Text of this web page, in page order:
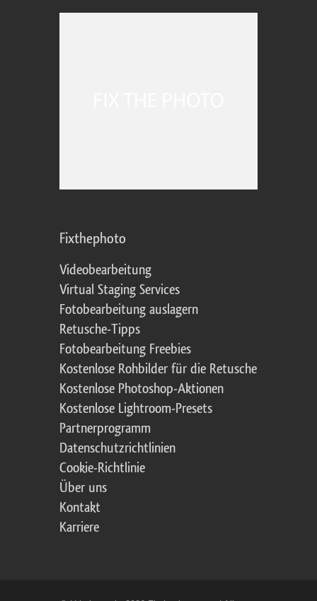
Fixthephoto
Videobearbeitung
Virtual Staging Services
Fotobearbeitung auslagern
Retusche-Tipps
Fotobearbeitung Freebies
Kostenlose Rohbilder für die Retusche
Kostenlose Photoshop-Aktionen
Kostenlose Lightroom-Presets
Partnerprogramm
Datenschutzrichtlinien
Cookie-Richtlinie
Über uns
Kontakt
Karriere